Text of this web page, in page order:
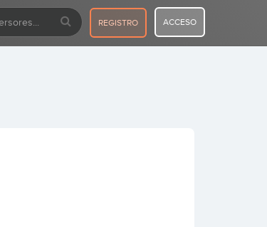
REGISTRO ACCESO